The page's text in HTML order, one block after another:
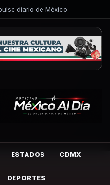
diario de México
ESTADOS CDMX
DEPORTES